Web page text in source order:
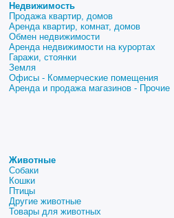
Недвижимость
Продажа квартир, домов
Аренда квартир, комнат, домов
Обмен недвижимости
Аренда недвижимости на курортах
Гаражи, стоянки
Земля
Офисы - Коммерческие помещения
Аренда и продажа магазинов - Прочие
Животные
Собаки
Кошки
Птицы
Другие животные
Товары для животных